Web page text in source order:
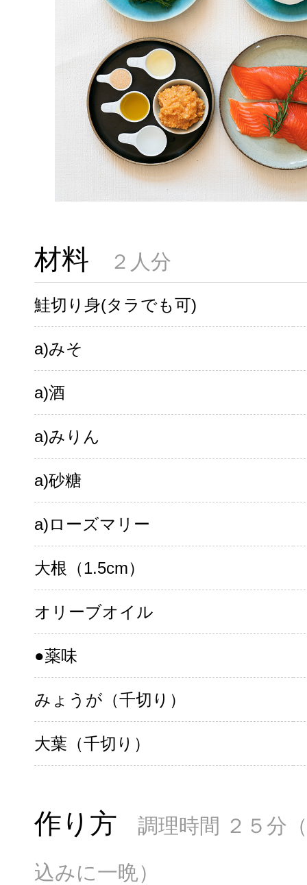
材料 ２人分
鮭切り身(タラでも可)
a)みそ
a)酒
a)みりん
a)砂糖
a)ローズマリー
大根（1.5cm）
オリーブオイル
●薬味
みょうが（千切り）
大葉（千切り）
作り方 調理時間 ２５分
込みに一晩）